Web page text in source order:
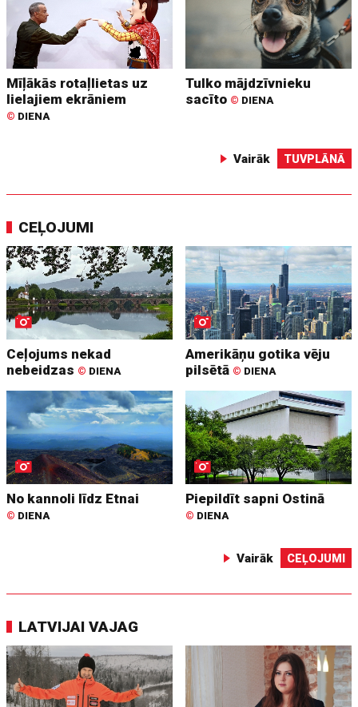
Mīļākās rotaļlietas uz
lielajiem ekrāniem
© DIENA
Tulko mājdzīvnieku
sacīto © DIENA
Vairāk TUVPLĀNĀ
CEĻOJUMI
Ceļojums nekad
nebeidzas © DIENA
Amerikāņu gotika vēju
pilsētā © DIENA
No kannoli līdz Etnai
© DIENA
Piepildīt sapni Ostinā
© DIENA
Vairāk CEĻOJUMI
LATVIJAI VAJAG